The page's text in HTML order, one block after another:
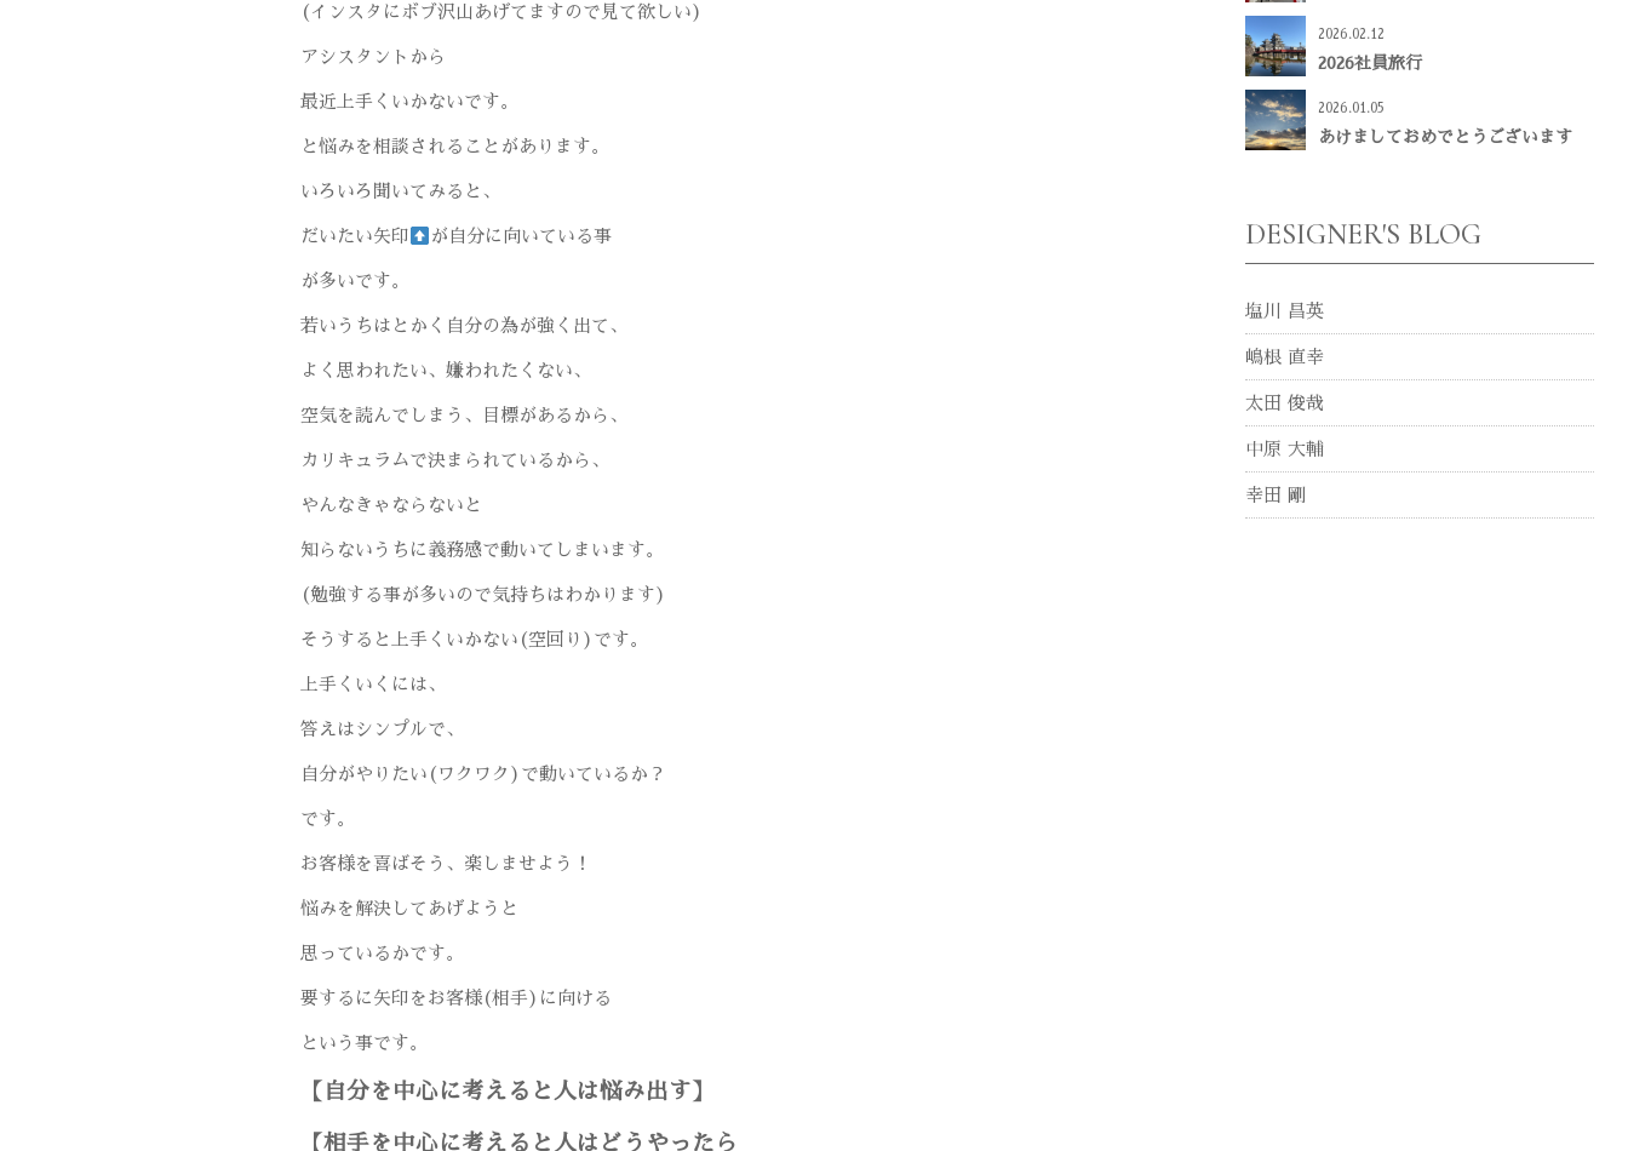
(インスタにボブ沢山あげてますので見て欲しい)
アシスタントから
最近上手くいかないです。
と悩みを相談されることがあります。
いろいろ聞いてみると、
だいたい矢印 が自分に向いている事
が多いです。
若いうちはとかく自分の為が強く出て、
よく思われたい、嫌われたくない、
空気を読んでしまう、目標があるから、
カリキュラムで決まられているから、
やんなきゃならないと
知らないうちに義務感で動いてしまいます。
(勉強する事が多いので気持ちはわかります)
そうすると上手くいかない(空回り)です。
上手くいくには、
答えはシンプルで、
自分がやりたい(ワクワク)で動いているか？
です。
お客様を喜ばそう、楽しませよう！
悩みを解決してあげようと
思っているかです。
要するに矢印をお客様(相手)に向ける
という事です。
【自分を中心に考えると人は悩み出す】
【相手を中心に考えると人はどうやったら
2026.02.12
2026社員旅行
2026.01.05
あけましておめでとうございます
DESIGNER'S BLOG
塩川 昌英
嶋根 直幸
太田 俊哉
中原 大輔
幸田 剛